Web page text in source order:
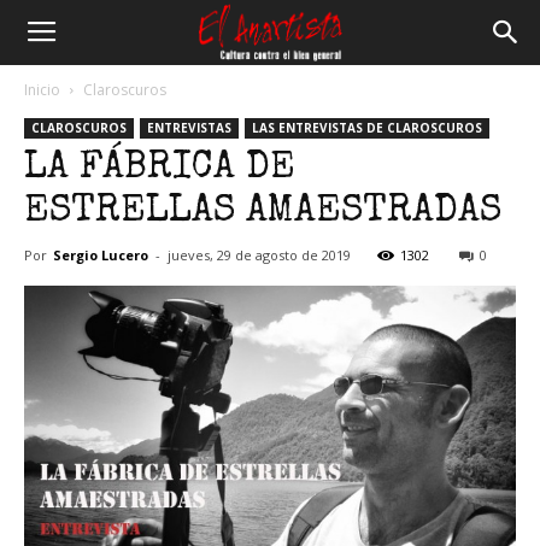
Anartista
Inicio Claroscuros
CLAROSCUROS ENTREVISTAS LAS ENTREVISTAS DE CLAROSCUROS
LA FÁBRICA DE
ESTRELLAS AMAESTRADAS
Por Sergio Lucero - jueves, 29 de agosto de 2019 1302 0